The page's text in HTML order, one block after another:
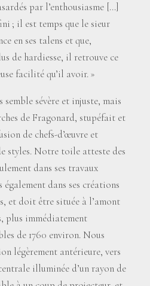
par l’enthousiasme […]
; il est temps que le sieur
en ses talens et que,
de hardiesse, il retrouve ce
facilité qu’il avoir.»
sévère et injuste, mais
de Fragonard, stupéfait et
de chefs-d’œuvre et
styles. Notre toile atteste des
dans ses travaux
dans ses créations
et doit être située à l’amont
plus immédiatement
de 1760 environ. Nous
légèrement antérieure, vers
illuminée d’un rayon de